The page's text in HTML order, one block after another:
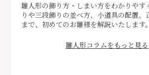
雛人形の飾り方・しまい方をわかりやす
りや三段飾りの並べ方、小道具の配置、
まで、初めてのお雛様を解説いたします。
雛人形コラムをもっと見る